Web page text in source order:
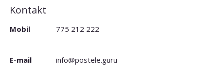
Kontakt
Mobil 775 212 222
E-mail
info@postele.guru